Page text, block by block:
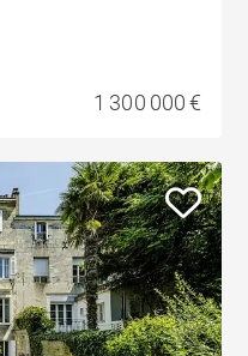
1 300 000 €